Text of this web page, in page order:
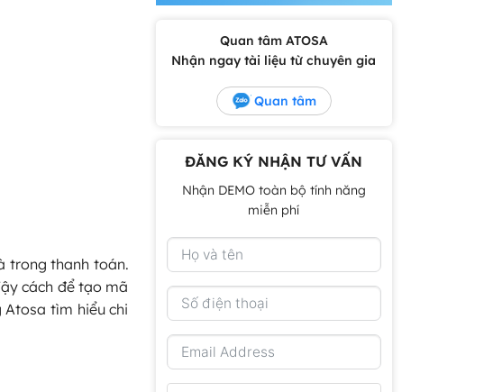
trong thanh toán.
cách để tạo mã
Atosa tìm hiểu chi
Quan tâm ATOSA
Nhận ngay tài liệu từ chuyên gia
Quan tâm
ĐĂNG KÝ NHẬN TƯ VẤN
Nhận DEMO toàn bộ tính năng
miễn phí